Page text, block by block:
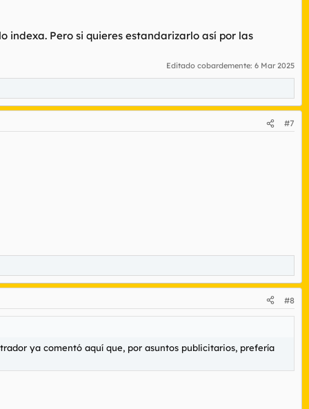
Pero si quieres estandarizarlo así por las
Editado cobardemente: 6 Mar 2025
#7
#8
ya comentó aquí que, por asuntos publicitarios, prefería